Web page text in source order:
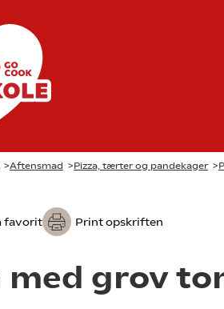
>Aftensmad >Pizza, tærter og pandekager >
favorit Print opskriften
med grov